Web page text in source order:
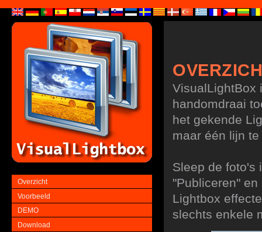
Overzicht
Voorbeeld
DEMO
Download
VisualLightBox
handomdraai
het gekende
maar één lijn
Sleep de foto's
"Publiceren"
Lightbox
slechts enkele